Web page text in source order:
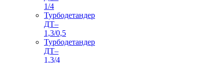
1/4
Турбодетандер
ДТ–
1,3/0,5
Турбодетандер
ДТ–
1,3/4